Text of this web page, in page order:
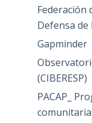
Federación
Defensa de
Gapminder
(CIBERESP)
PACAP_